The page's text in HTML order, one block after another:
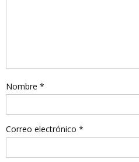
Nombre *
Correo electrónico *